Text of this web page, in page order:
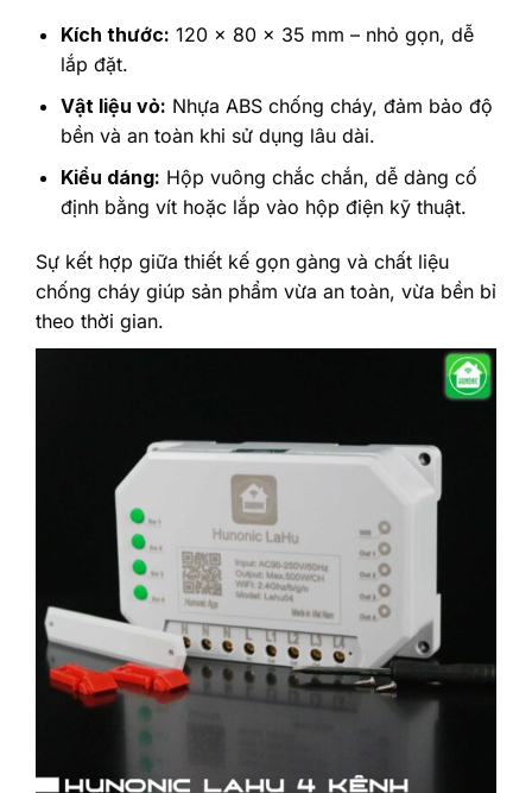
Kích thước: 120 x 80 x 35 mm – nhỏ gọn, dễ
lắp đặt.
Vật liệu vỏ: Nhựa ABS chống cháy, đảm bảo độ
bền và an toàn khi sử dụng lâu dài.
Kiểu dáng: Hộp vuông chắc chắn, dễ dàng cố
định bằng vít hoặc lắp vào hộp điện kỹ thuật.
Sự kết hợp giữa thiết kế gọn gàng và chất liệu
chống cháy giúp sản phẩm vừa an toàn, vừa bền bỉ
theo thời gian.